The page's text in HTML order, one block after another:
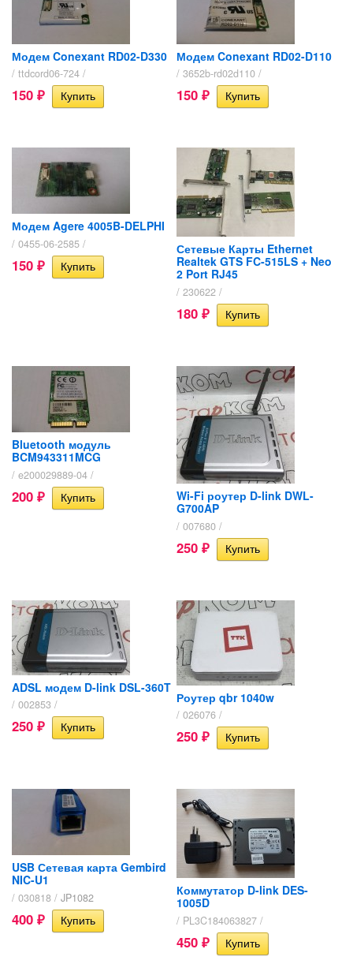
Модем Conexant RD02-D330
/ ttdcord06-724 /
150 ₽
Модем Conexant RD02-D110
/ 3652b-rd02d110 /
150 ₽
Модем Agere 4005B-DELPHI
/ 0455-06-2585 /
150 ₽
Сетевые Карты Ethernet
Realtek GTS FC-515LS + Neo
2 Port RJ45
/ 230622 /
180 ₽
Bluetooth модуль
BCM943311MCG
/ e200029889-04 /
200 ₽
Wi-Fi роутер D-link DWL-
G700AP
/ 007680 /
250 ₽
ADSL модем D-link DSL-360T
/ 002853 /
250 ₽
Роутер qbr 1040w
/ 026076 /
250 ₽
USB Сетевая карта Gembird
NIC-U1
/ 030818 / JP1082
400 ₽
Коммутатор D-link DES-
1005D
/ PL3C184063827 /
450 ₽